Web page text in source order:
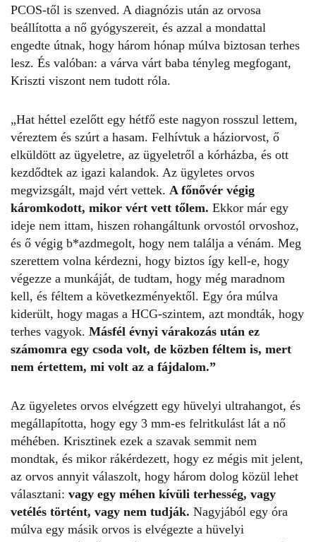
PCOS-től is szenved. A diagnózis után az orvosa
beállította a nő gyógyszereit, és azzal a mondattal
engedte útnak, hogy három hónap múlva biztosan terhes
lesz. És valóban: a várva várt baba tényleg megfogant,
Kriszti viszont nem tudott róla.
„Hat héttel ezelőtt egy hétfő este nagyon rosszul lettem,
véreztem és szúrt a hasam. Felhívtuk a háziorvost, ő
elküldött az ügyeletre, az ügyeletről a kórházba, és ott
kezdődtek az igazi kalandok. Az ügyletes orvos
megvizsgált, majd vért vettek. A főnővér végig
káromkodott, mikor vért vett tőlem. Ekkor már egy
ideje nem ittam, hiszen rohangáltunk orvostól orvoshoz,
és ő végig b*azdmegolt, hogy nem találja a vénám. Meg
szerettem volna kérdezni, hogy biztos így kell-e, hogy
végezze a munkáját, de tudtam, hogy még maradnom
kell, és féltem a következményektől. Egy óra múlva
kiderült, hogy magas a HCG-szintem, azt mondták, hogy
terhes vagyok. Másfél évnyi várakozás után ez
számomra egy csoda volt, de közben féltem is, mert
nem értettem, mi volt az a fájdalom.”
Az ügyeletes orvos elvégzett egy hüvelyi ultrahangot, és
megállapította, hogy egy 3 mm-es felritkulást lát a nő
méhében. Krisztinek ezek a szavak semmit nem
mondtak, és mikor rákérdezett, hogy ez mégis mit jelent,
az orvos annyit válaszolt, hogy három dolog közül lehet
választani: vagy egy méhen kívüli terhesség, vagy
vetélés történt, vagy nem tudják. Nagyjából egy óra
múlva egy másik orvos is elvégezte a hüvelyi